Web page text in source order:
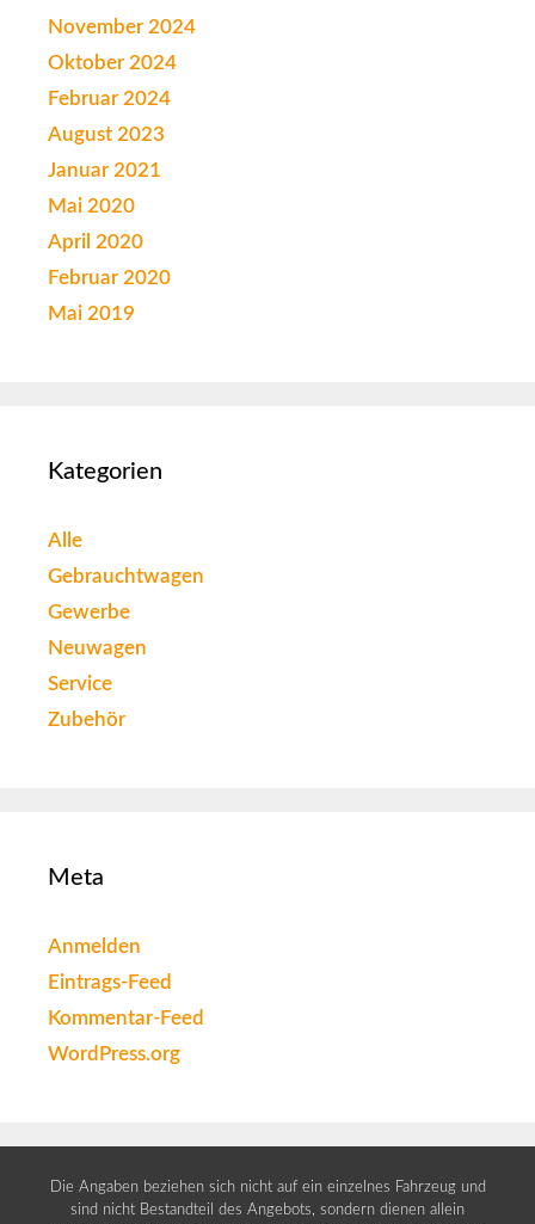
November 2024
Oktober 2024
Februar 2024
August 2023
Januar 2021
Mai 2020
April 2020
Februar 2020
Mai 2019
Kategorien
Alle
Gebrauchtwagen
Gewerbe
Neuwagen
Service
Zubehör
Meta
Anmelden
Eintrags-Feed
Kommentar-Feed
WordPress.org
Die Angaben beziehen sich nicht auf ein einzelnes Fahrzeug und
sind nicht Bestandteil des Angebots, sondern dienen allein